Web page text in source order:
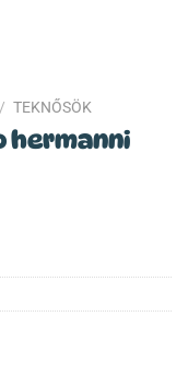
/ TEKNŐSÖK
hermanni